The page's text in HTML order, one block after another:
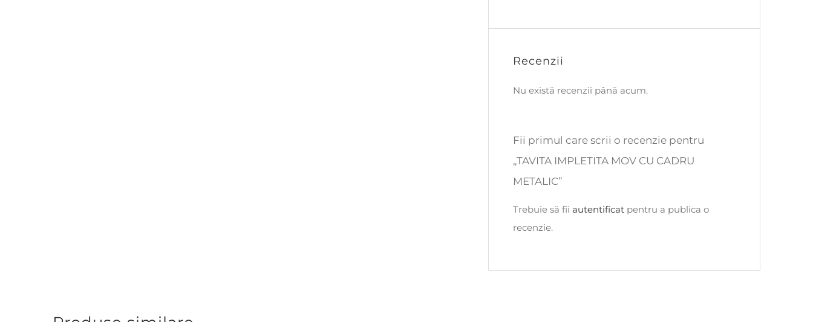
Recenzii
Nu există recenzii până acum.
Fii primul care scrii o recenzie pentru
„TAVITA IMPLETITA MOV CU CADRU
METALIC”
Trebuie să fii autentificat pentru a publica o
recenzie.